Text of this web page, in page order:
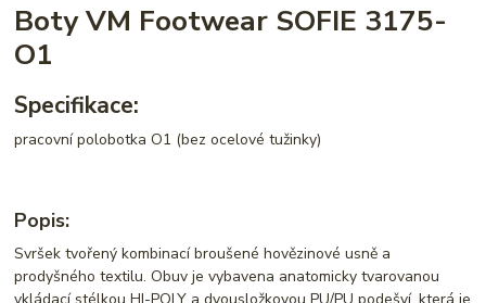
Boty VM Footwear SOFIE 3175-
O1
Specifikace:
pracovní polobotka O1 (bez ocelové tužinky)
Popis:
Svršek tvořený kombinací broušené hovězinové usně a
prodyšného textilu. Obuv je vybavena anatomicky tvarovanou
vkládací stélkou HI-POLY a dvousložkovou PU/PU podešví, která je